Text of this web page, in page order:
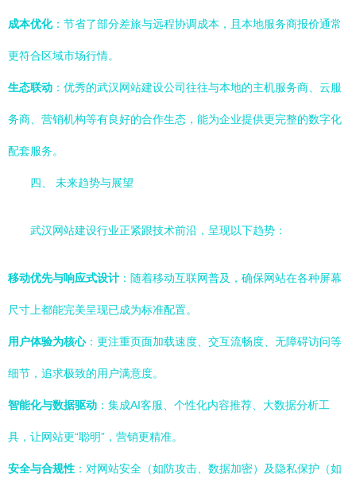
成本优化：节省了部分差旅与远程协调成本，且本地服务商报价通常
更符合区域市场行情。
生态联动 ：优秀的武汉网站建设公司往往与本地的主机服务商、云服
务商、营销机构等有良好的合作生态，能为企业提供更完整的数字化
配套服务。
四、 未来趋势与展望
武汉网站建设行业正紧跟技术前沿，呈现以下趋势：
移动优先与响应式设计 ：随着移动互联网普及，确保网站在各种屏幕
尺寸上都能完美呈现已成为标准配置。
用户体验为核心：更注重页面加载速度、交互流畅度、无障碍访问等
细节，追求极致的用户满意度。
智能化与数据驱动 ：集成AI客服、个性化内容推荐、大数据分析工
具，让网站更“聪明”，营销更精准。
安全与合规性 ：对网站安全（如防攻击、数据加密）及隐私保护（如